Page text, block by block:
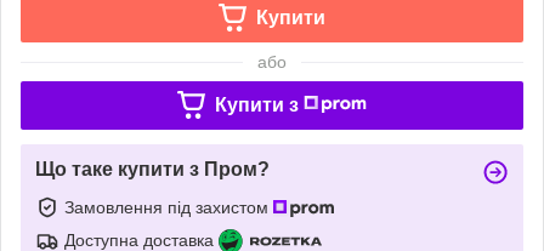
Купити
або
Купити з
Що таке купити з Пром?
Замовлення під захистом
Доступна доставка